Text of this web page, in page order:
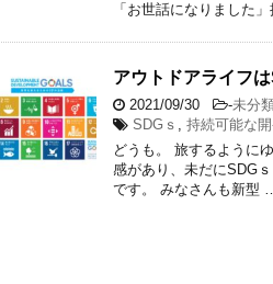
「お世話になりました
アウトドアライフ
2021/09/30 -未分
SDGｓ , 持続可能な
どうも。 旅するように
感があり、未だにSDG
です。 みなさんも新型